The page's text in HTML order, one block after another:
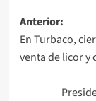
de
Anterior:
En Turbaco,
venta de licor y